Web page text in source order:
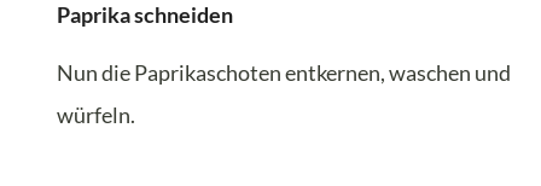
Paprika schneiden
Nun die Paprikaschoten entkernen, waschen und
würfeln.